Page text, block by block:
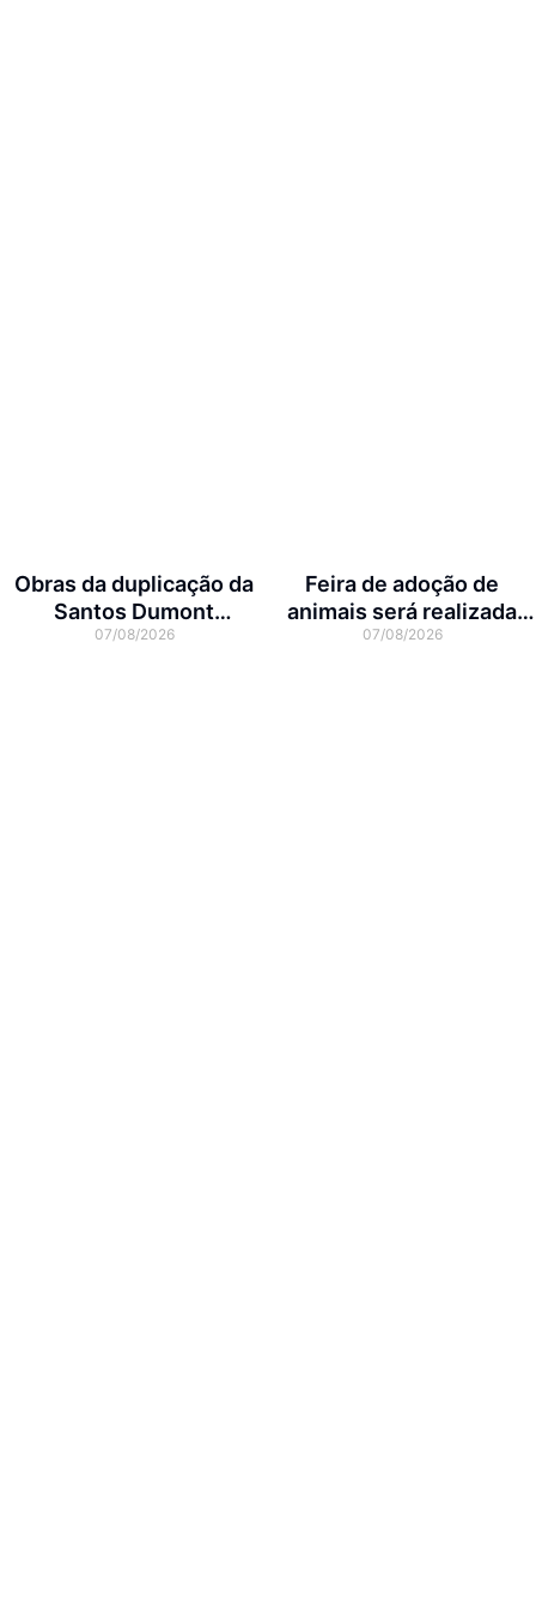
Obras da duplicação da
Santos Dumont
interditam cruzamento
07/08/2026
Feira de adoção de
animais será realizada
neste domingo na Arena
07/08/2026